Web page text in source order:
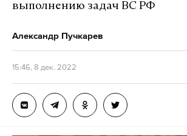
выполнению задач ВС РФ
Александр Пучкарев
15:46, 8 дек. 2022